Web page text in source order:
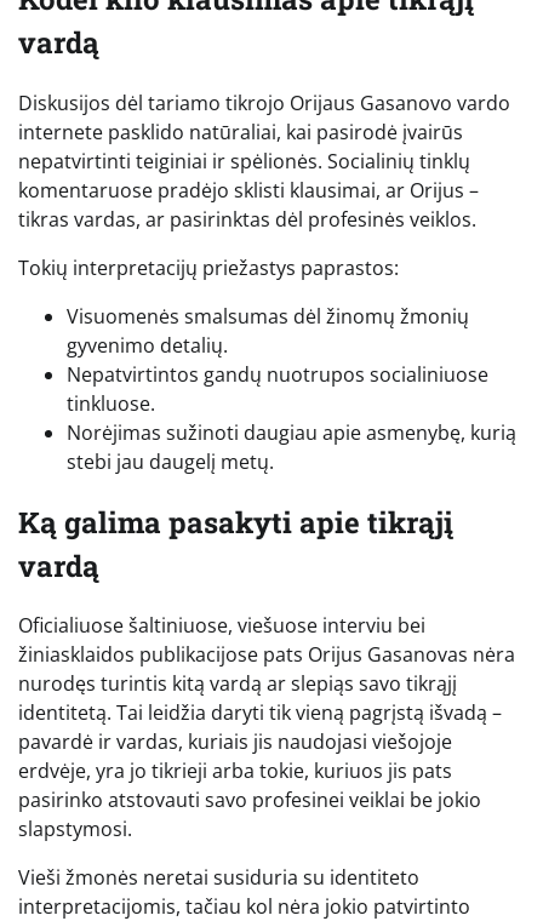
vardą
Diskusijos dėl tariamo tikrojo Orijaus Gasanovo vardo
internete pasklido natūraliai, kai pasirodė įvairūs
nepatvirtinti teiginiai ir spėlionės. Socialinių tinklų
komentaruose pradėjo sklisti klausimai, ar Orijus –
tikras vardas, ar pasirinktas dėl profesinės veiklos.
Tokių interpretacijų priežastys paprastos:
Visuomenės smalsumas dėl žinomų žmonių
gyvenimo detalių.
Nepatvirtintos gandų nuotrupos socialiniuose
tinkluose.
Norėjimas sužinoti daugiau apie asmenybę, kurią
stebi jau daugelį metų.
Ką galima pasakyti apie tikrąjį
vardą
Oficialiuose šaltiniuose, viešuose interviu bei
žiniasklaidos publikacijose pats Orijus Gasanovas nėra
nurodęs turintis kitą vardą ar slepiąs savo tikrąjį
identitetą. Tai leidžia daryti tik vieną pagrįstą išvadą –
pavardė ir vardas, kuriais jis naudojasi viešojoje
erdvėje, yra jo tikrieji arba tokie, kuriuos jis pats
pasirinko atstovauti savo profesinei veiklai be jokio
slapstymosi.
Vieši žmonės neretai susiduria su identiteto
interpretacijomis, tačiau kol nėra jokio patvirtinto